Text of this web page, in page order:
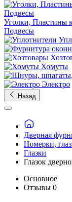
Уголки, Пластины
Подвесы
Хомуты
Электро
Назад
Дверная
Номерки,
Глазки
Глазок
Основное
Отзывы 0